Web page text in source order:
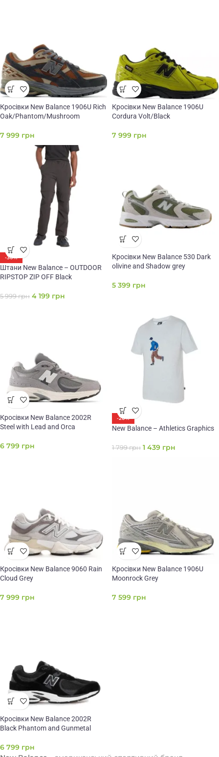
Кросівки New Balance 1906U Rich
Oak/Phantom/Mushroom
7 999 грн
Кросівки New Balance 1906U
Cordura Volt/Black
7 999 грн
-30%
Штани New Balance – OUTDOOR
RIPSTOP ZIP OFF Black
5 999грн 4 199 грн
Кросівки New Balance 530 Dark
olivine and Shadow grey
5 399 грн
Кросівки New Balance 2002R
Steel with Lead and Orca
6 799 грн
-20%
New Balance – Athletics Graphics
1 799грн 1 439 грн
Кросівки New Balance 9060 Rain
Cloud Grey
7 999 грн
Кросівки New Balance 1906U
Moonrock Grey
7 599 грн
Кросівки New Balance 2002R
Black Phantom and Gunmetal
6 799 грн